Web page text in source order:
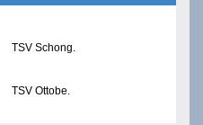
TSV Schong.
TSV Ottobe.